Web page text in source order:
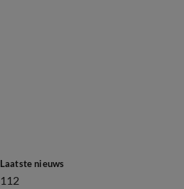
Laatste nieuws
112